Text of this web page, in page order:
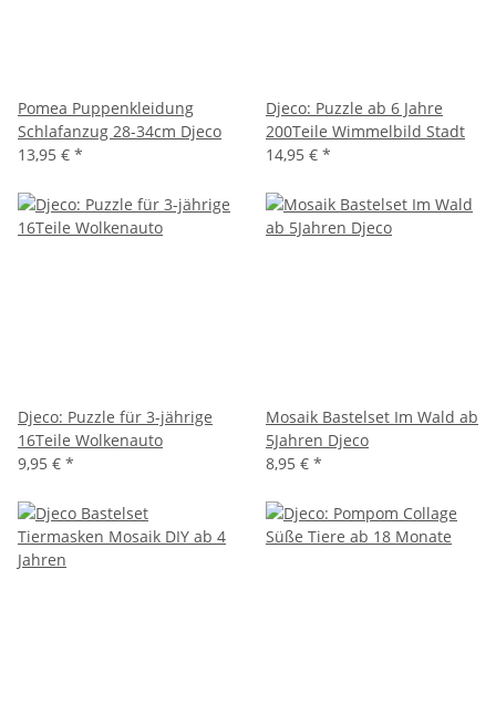
Pomea Puppenkleidung
Schlafanzug 28-34cm Djeco
13,95 € *
Djeco: Puzzle ab 6 Jahre
200Teile Wimmelbild Stadt
14,95 € *
Djeco: Puzzle für 3-jährige
16Teile Wolkenauto
9,95 € *
Mosaik Bastelset Im Wald ab
5Jahren Djeco
8,95 € *